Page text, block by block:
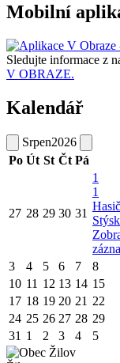
Mobilní
Sledujte informace z
V OBRAZE.
Kalendář
Srpen2026
Po Út St Čt Pá
27 28 29 30 31
1
1
3
4 5 6 7 8
10 11 12 13 14 15
17 18 19 20 21 22
24 25 26 27 28 29
31 1 2 3 4 5